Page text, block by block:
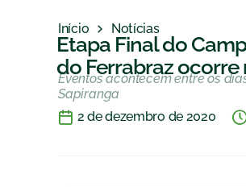
Início Notícias
Etapa Final do
do Ferrabraz
Eventos acontecem entre os
Sapiranga
2 de dezembro de 2020